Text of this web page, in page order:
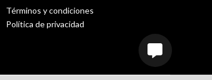
Términos y condiciones
Política de privacidad